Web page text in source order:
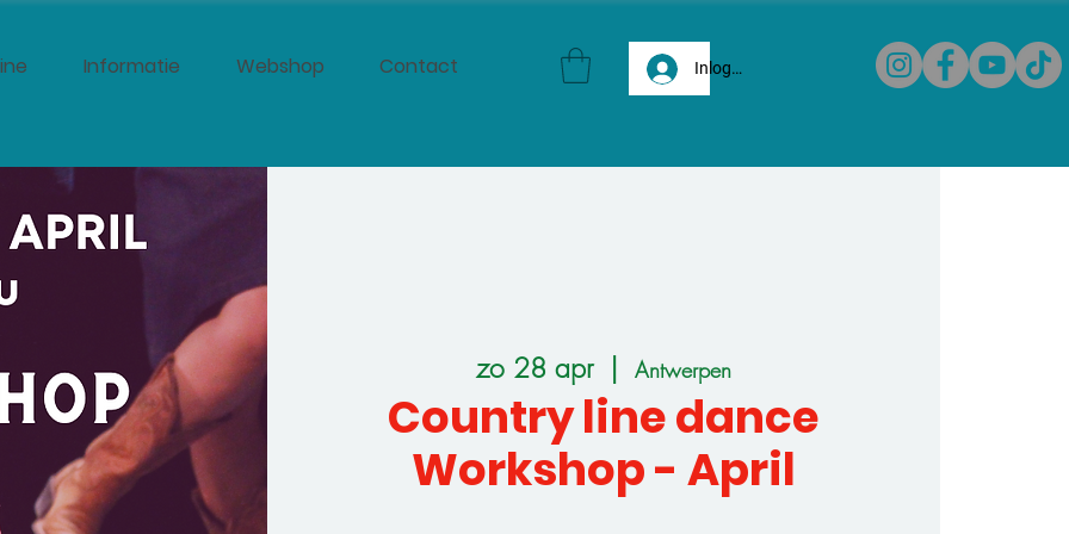
Informatie Webshop Contact Inloggen
zo 28 apr
  |
Antwerpen
Country line dance
Workshop - April